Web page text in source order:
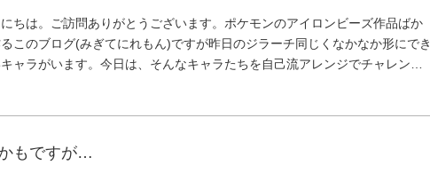
ちは。ご訪問ありがとうございます。ポケモンのアイロンビーズ作品ばか
るこのブログ(みぎてにれもん)ですが昨日のジラーチ同じくなかなか形にでき
ャラがいます。今日は、そんなキャラたちを自己流アレンジでチャレンジ
もですが…